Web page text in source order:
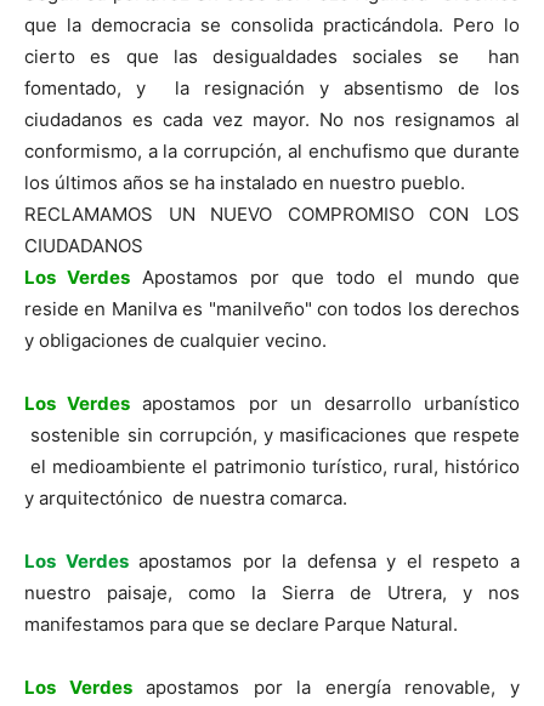
que la democracia se consolida practicándola. Pero lo
cierto es que las desigualdades sociales se han
fomentado, y la resignación y absentismo de los
ciudadanos es cada vez mayor. No nos resignamos al
conformismo, a la corrupción, al enchufismo que durante
los últimos años se ha instalado en nuestro pueblo.
RECLAMAMOS UN NUEVO COMPROMISO CON LOS
CIUDADANOS
Los Verdes Apostamos por que todo el mundo que
reside en Manilva es "manilveño" con todos los derechos
y obligaciones de cualquier vecino.
Los Verdes apostamos por un desarrollo urbanístico
sostenible sin corrupción, y masificaciones que respete
el medioambiente el patrimonio turístico, rural, histórico
y arquitectónico de nuestra comarca.
Los Verdesapostamos por la defensa y el respeto a
nuestro paisaje, como la Sierra de Utrera, y nos
manifestamos para que se declare Parque Natural.
Los Verdesapostamos por la energía renovable, y